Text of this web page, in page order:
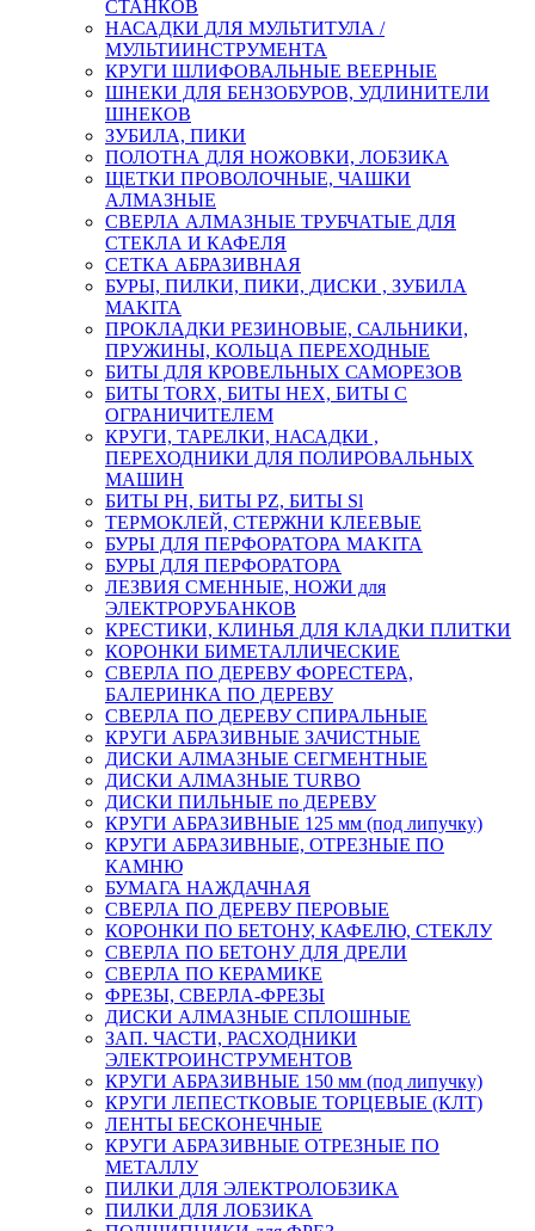
СТАНКОВ
НАСАДКИ ДЛЯ МУЛЬТИТУЛА /
МУЛЬТИИНСТРУМЕНТА
КРУГИ ШЛИФОВАЛЬНЫЕ ВЕЕРНЫЕ
ШНЕКИ ДЛЯ БЕНЗОБУРОВ, УДЛИНИТЕЛИ
ШНЕКОВ
ЗУБИЛА, ПИКИ
ПОЛОТНА ДЛЯ НОЖОВКИ, ЛОБЗИКА
ЩЕТКИ ПРОВОЛОЧНЫЕ, ЧАШКИ
АЛМАЗНЫЕ
СВЕРЛА АЛМАЗНЫЕ ТРУБЧАТЫЕ ДЛЯ
СТЕКЛА И КАФЕЛЯ
СЕТКА АБРАЗИВНАЯ
БУРЫ, ПИЛКИ, ПИКИ, ДИСКИ , ЗУБИЛА
MAKITA
ПРОКЛАДКИ РЕЗИНОВЫЕ, САЛЬНИКИ,
ПРУЖИНЫ, КОЛЬЦА ПЕРЕХОДНЫЕ
БИТЫ ДЛЯ КРОВЕЛЬНЫХ САМОРЕЗОВ
БИТЫ TORX, БИТЫ НЕХ, БИТЫ С
ОГРАНИЧИТЕЛЕМ
КРУГИ, ТАРЕЛКИ, НАСАДКИ ,
ПЕРЕХОДНИКИ ДЛЯ ПОЛИРОВАЛЬНЫХ
МАШИН
БИТЫ PH, БИТЫ PZ, БИТЫ Sl
ТЕРМОКЛЕЙ, СТЕРЖНИ КЛЕЕВЫЕ
БУРЫ ДЛЯ ПЕРФОРАТОРА MAKITA
БУРЫ ДЛЯ ПЕРФОРАТОРА
ЛЕЗВИЯ СМЕННЫЕ, НОЖИ для
ЭЛЕКТРОРУБАНКОВ
КРЕСТИКИ, КЛИНЬЯ ДЛЯ КЛАДКИ ПЛИТКИ
КОРОНКИ БИМЕТАЛЛИЧЕСКИЕ
СВЕРЛА ПО ДЕРЕВУ ФОРЕСТЕРА,
БАЛЕРИНКА ПО ДЕРЕВУ
СВЕРЛА ПО ДЕРЕВУ СПИРАЛЬНЫЕ
КРУГИ АБРАЗИВНЫЕ ЗАЧИСТНЫЕ
ДИСКИ АЛМАЗНЫЕ СЕГМЕНТНЫЕ
ДИСКИ АЛМАЗНЫЕ TURBO
ДИСКИ ПИЛЬНЫЕ по ДЕРЕВУ
КРУГИ АБРАЗИВНЫЕ 125 мм (под липучку)
КРУГИ АБРАЗИВНЫЕ, ОТРЕЗНЫЕ ПО
КАМНЮ
БУМАГА НАЖДАЧНАЯ
СВЕРЛА ПО ДЕРЕВУ ПЕРОВЫЕ
КОРОНКИ ПО БЕТОНУ, КАФЕЛЮ, СТЕКЛУ
СВЕРЛА ПО БЕТОНУ ДЛЯ ДРЕЛИ
СВЕРЛА ПО КЕРАМИКЕ
ФРЕЗЫ, СВЕРЛА-ФРЕЗЫ
ДИСКИ АЛМАЗНЫЕ СПЛОШНЫЕ
ЗАП. ЧАСТИ, РАСХОДНИКИ
ЭЛЕКТРОИНСТРУМЕНТОВ
КРУГИ АБРАЗИВНЫЕ 150 мм (под липучку)
КРУГИ ЛЕПЕСТКОВЫЕ ТОРЦЕВЫЕ (КЛТ)
ЛЕНТЫ БЕСКОНЕЧНЫЕ
КРУГИ АБРАЗИВНЫЕ ОТРЕЗНЫЕ ПО
МЕТАЛЛУ
ПИЛКИ ДЛЯ ЭЛЕКТРОЛОБЗИКА
ПИЛКИ ДЛЯ ЛОБЗИКА